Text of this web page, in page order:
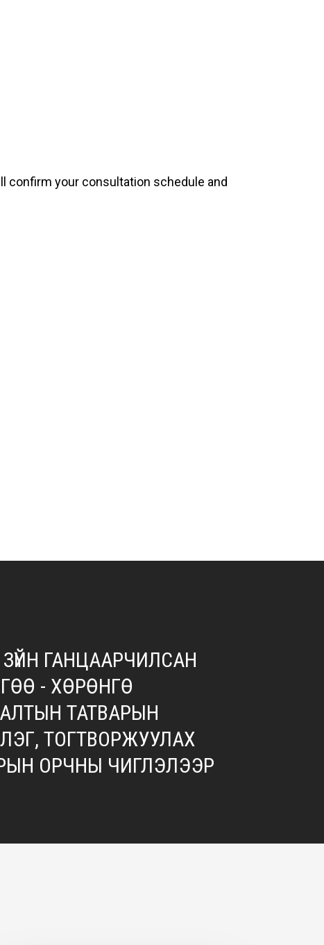
confirm your consultation schedule and
ГАНЦААРЧИЛСАН
- ХӨРӨНГӨ
ТАТВАРЫН
ТОГТВОРЖУУЛАХ
ОРЧНЫ ЧИГЛЭЛЭЭР